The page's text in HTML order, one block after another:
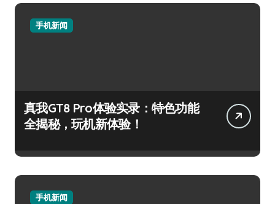
手机新闻
真我GT8 Pro体验实录：特色功能
全揭秘，玩机新体验！
手机新闻